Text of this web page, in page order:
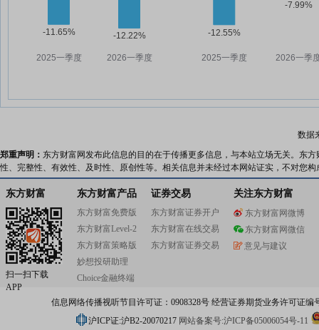
数据
郑重声明： 东方财富网发布此信息的目的在于传播更多信息，与本站立场无关。东
性、完整性、有效性、及时性、原创性等。相关信息并未经过本网站证实，不对您
东方财富
扫一扫下载
APP
东方财富产品
东方财富免费版
东方财富Level-2
东方财富策略版
妙想投研助理
Choice金融终端
证券交易
东方财富证券开户
东方财富在线交易
东方财富证券交易
关注东方财富
东方财富网微博
东方财富网微信
意见与建议
信息网络传播视听节目许可证：0908328号 经营证券期货业务许可证编
沪ICP证:沪B2-20070217 网站备案号:沪ICP备05006054号-11